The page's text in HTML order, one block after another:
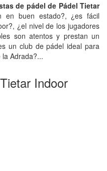
de pádel de Pádel Tietar
en buen estado?, ¿es fácil
¿el nivel de los jugadores
son atentos y prestan un
un club de pádel ideal para
Adrada?...
Indoor